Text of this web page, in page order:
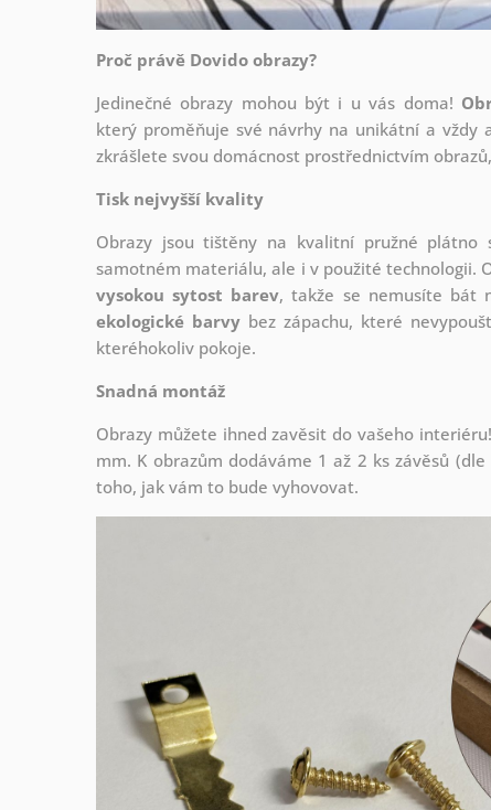
Proč právě Dovido obrazy?
Jedinečné obrazy mohou být i u vás doma!
který proměňuje své návrhy na unikátní a vždy
zkrášlete svou domácnost prostřednictvím
Tisk nejvyšší kvality
Obrazy jsou tištěny na kvalitní pružné plátno
samotném materiálu, ale i v použité technologii.
vysokou sytost barev, takže se nemusíte bát
ekologické barvy bez zápachu, které
kteréhokoliv pokoje.
Snadná montáž
Obrazy můžete ihned zavěsit do vašeho
mm. K obrazům dodáváme 1 až 2 ks závěsů
toho, jak vám to bude vyhovovat.